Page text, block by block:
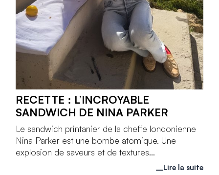
RECETTE : L’INCROYABLE
SANDWICH DE NINA PARKER
Le sandwich printanier de la cheffe londonienne
Nina Parker est une bombe atomique. Une
explosion de saveurs et de textures...
Lire la suite